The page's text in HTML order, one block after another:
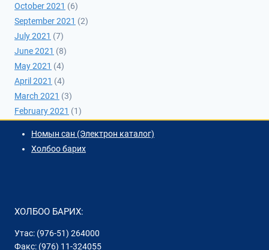
October 2021 (6)
September 2021 (2)
July 2021 (7)
June 2021 (8)
May 2021 (4)
April 2021 (4)
March 2021 (3)
February 2021 (1)
Номын сан (Электрон каталог)
Холбоо барих
ХОЛБОО БАРИХ:
Утас: (976-51) 264000
Факс: (976) 11-324055